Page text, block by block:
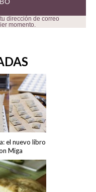
dirección de correo
momento.
el nuevo libro
Miga